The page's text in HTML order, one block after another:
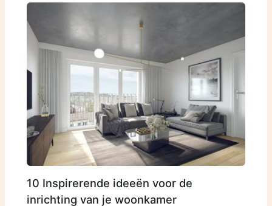
10 Inspirerende ideeën voor de
inrichting van je woonkamer